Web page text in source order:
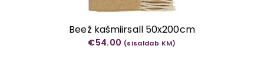
Beež kašmiirsall 50x200cm
€54.00 (sisaldab KM)